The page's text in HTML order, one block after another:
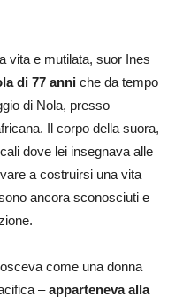
vita e mutilata, suor Ines
di 77 anni che da tempo
di Nola, presso
Il corpo della suora,
dove lei insegnava alle
a costruirsi una vita
ancora sconosciuti e
come una donna
–apparteneva alla